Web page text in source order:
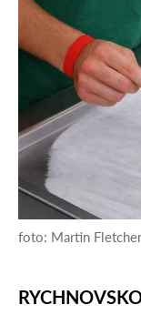
foto: Martin Fletcher